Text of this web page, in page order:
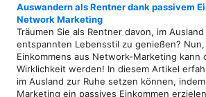
Auswandern als Rentner dank passivem
Network Marketing
Träumen Sie als Rentner davon, im
entspannten Lebensstil zu genießen?
Einkommens aus Network-Marketing kann
Wirklichkeit werden! In diesem Artikel
im Ausland zur Ruhe setzen können,
Marketing ein passives Einkommen